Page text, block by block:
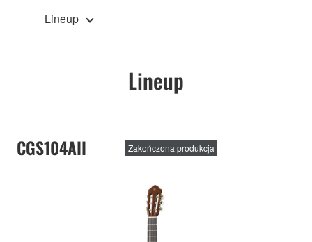
Lineup
Lineup
CGS104AII Zakończona produkcja